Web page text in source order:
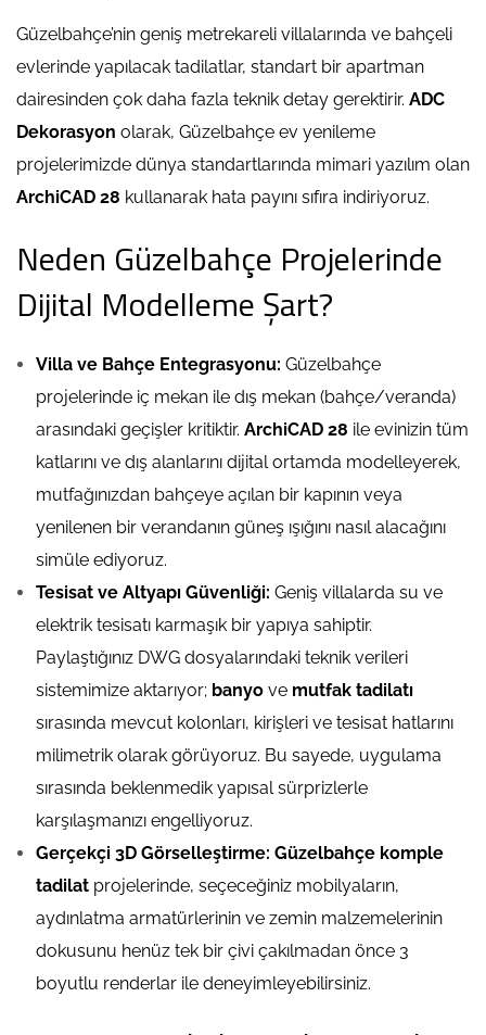
Güzelbahçe’nin geniş metrekareli villalarında ve bahçeli
evlerinde yapılacak tadilatlar, standart bir apartman
dairesinden çok daha fazla teknik detay gerektirir. ADC
Dekorasyon olarak, Güzelbahçe ev yenileme
projelerimizde dünya standartlarında mimari yazılım olan
ArchiCAD 28 kullanarak hata payını sıfıra indiriyoruz.
Neden Güzelbahçe Projelerinde
Dijital Modelleme Şart?
Villa ve Bahçe Entegrasyonu: Güzelbahçe
projelerinde iç mekan ile dış mekan (bahçe/veranda)
arasındaki geçişler kritiktir. ArchiCAD 28 ile evinizin tüm
katlarını ve dış alanlarını dijital ortamda modelleyerek,
mutfağınızdan bahçeye açılan bir kapının veya
yenilenen bir verandanın güneş ışığını nasıl alacağını
simüle ediyoruz.
Tesisat ve Altyapı Güvenliği: Geniş villalarda su ve
elektrik tesisatı karmaşık bir yapıya sahiptir.
Paylaştığınız DWG dosyalarındaki teknik verileri
sistemimize aktarıyor; banyo ve mutfak tadilatı
sırasında mevcut kolonları, kirişleri ve tesisat hatlarını
milimetrik olarak görüyoruz. Bu sayede, uygulama
sırasında beklenmedik yapısal sürprizlerle
karşılaşmanızı engelliyoruz.
Gerçekçi 3D Görselleştirme: Güzelbahçe komple
tadilat projelerinde, seçeceğiniz mobilyaların,
aydınlatma armatürlerinin ve zemin malzemelerinin
dokusunu henüz tek bir çivi çakılmadan önce 3
boyutlu renderlar ile deneyimleyebilirsiniz.